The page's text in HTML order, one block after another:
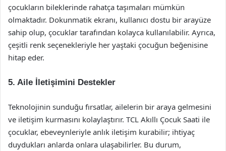
çocukların bileklerinde rahatça taşımaları mümkün
olmaktadır. Dokunmatik ekranı, kullanıcı dostu bir arayüze
sahip olup, çocuklar tarafından kolayca kullanılabilir. Ayrıca,
çeşitli renk seçenekleriyle her yaştaki çocuğun beğenisine
hitap eder.
5. Aile İletişimini Destekler
Teknolojinin sunduğu fırsatlar, ailelerin bir araya gelmesini
ve iletişim kurmasını kolaylaştırır. TCL Akıllı Çocuk Saati ile
çocuklar, ebeveynleriyle anlık iletişim kurabilir; ihtiyaç
duydukları anlarda onlara ulaşabilirler. Bu durum,